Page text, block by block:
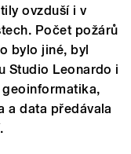
ovzduší i v
Počet požárů
bylo jiné, byl
Studio Leonardo i
geoinformatika,
a data předávala